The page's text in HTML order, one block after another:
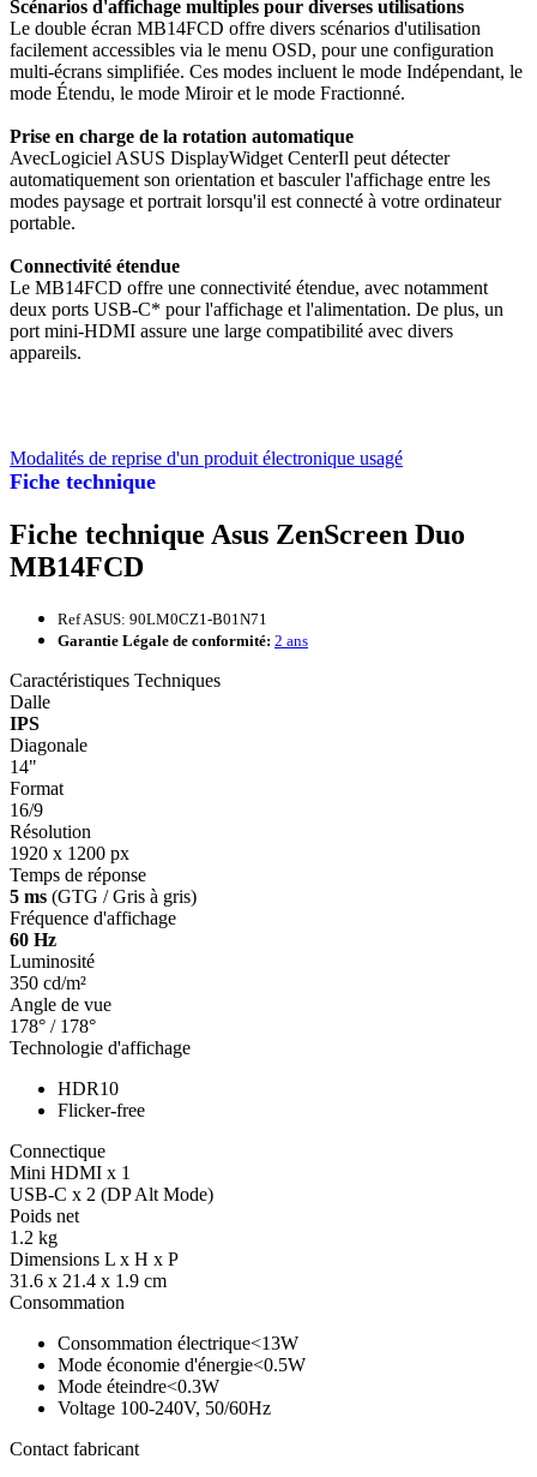
Fiche technique
Scénarios d'affichage multiples pour diverses utilisations
Le double écran MB14FCD offre divers scénarios d'utilisation
facilement accessibles via le menu OSD, pour une configuration
multi-écrans simplifiée. Ces modes incluent le mode Indépendant, le
mode Étendu, le mode Miroir et le mode Fractionné.
Prise en charge de la rotation automatique
AvecLogiciel ASUS DisplayWidget CenterIl peut détecter
automatiquement son orientation et basculer l'affichage entre les
modes paysage et portrait lorsqu'il est connecté à votre ordinateur
portable.
Connectivité étendue
Le MB14FCD offre une connectivité étendue, avec notamment
deux ports USB-C* pour l'affichage et l'alimentation. De plus, un
port mini-HDMI assure une large compatibilité avec divers
appareils.
Modalités de reprise d'un produit électronique usagé
Fiche technique Asus ZenScreen Duo
MB14FCD
Ref ASUS: 90LM0CZ1-B01N71
Garantie Légale de conformité: 2 ans
Caractéristiques Techniques
Dalle
IPS
Diagonale
14"
Format
16/9
Résolution
1920 x 1200 px
Temps de réponse
5 ms (GTG / Gris à gris)
Fréquence d'affichage
60 Hz
Luminosité
350 cd/m²
Angle de vue
178° / 178°
Technologie d'affichage
HDR10
Flicker-free
Connectique
Mini HDMI x 1
USB-C x 2 (DP Alt Mode)
Poids net
1.2 kg
Dimensions L x H x P
31.6 x 21.4 x 1.9 cm
Consommation
Consommation électrique<13W
Mode économie d'énergie<0.5W
Mode éteindre<0.3W
Voltage 100-240V, 50/60Hz
Contact fabricant